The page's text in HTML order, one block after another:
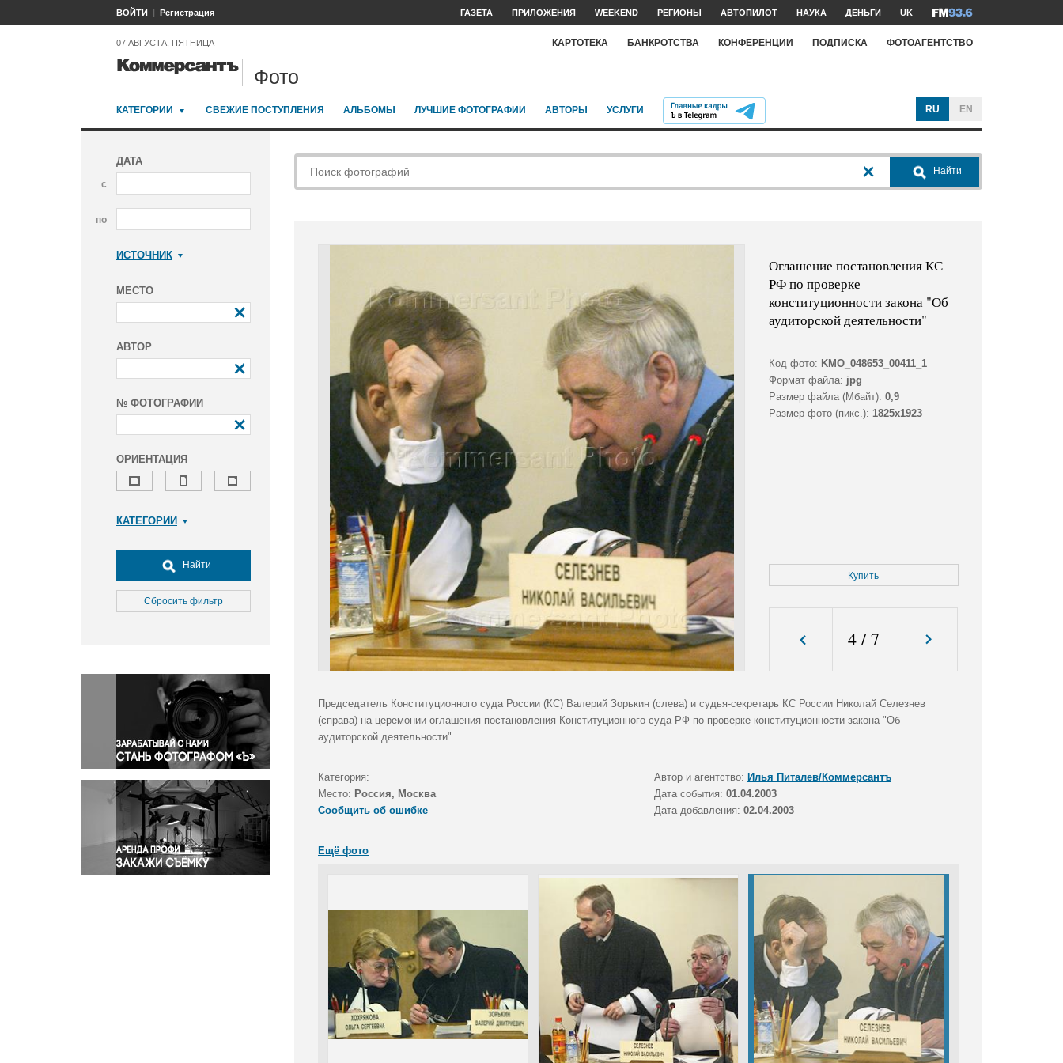
ВОЙТИ Регистрация ГАЗЕТА ПРИЛОЖЕНИЯ WEEKEND РЕГИОНЫ АВТОПИЛОТ НАУКА ДЕНЬГИ UK
07 АВГУСТА, ПЯТНИЦА КАРТОТЕКА БАНКРОТСТВА КОНФЕРЕНЦИИ ПОДПИСКА ФОТОАГЕНТСТВО
Фото
КАТЕГОРИИ СВЕЖИЕ ПОСТУПЛЕНИЯ АЛЬБОМЫ ЛУЧШИЕ ФОТОГРАФИИ АВТОРЫ УСЛУГИ RU EN
ДАТА
с
по
ИСТОЧНИК
МЕСТО
АВТОР
№ ФОТОГРАФИИ
ОРИЕНТАЦИЯ
КАТЕГОРИИ
Досуг, туризм и отдых
Культура
Медицина
Окружающая среда
Политика
Правосудие
Происшествия и конфликты
Религия
Светская жизнь
Спорт
Экология
Экономика и бизнес
Найти
Сбросить фильтр
Найти
Оглашение постановления КС
РФ по проверке
конституционности закона "Об
аудиторской деятельности"
Код фото: KMO_048653_00411_1
Формат файла: jpg
Размер файла (Мбайт): 0,9
Размер фото (пикс.): 1825x1923
Купить
4/7
Председатель Конституционного суда России (КС) Валерий Зорькин (слева) и судья-секретарь КС России Николай Селезнев
(справа) на церемонии оглашения постановления Конституционного суда РФ по проверке конституционности закона "Об
аудиторской деятельности".
Категория: Автор и агентство: Илья Питалев/Коммерсантъ
Место: Россия, Москва Дата события: 01.04.2003
Сообщить об ошибке
Дата добавления: 02.04.2003
Ещё фото